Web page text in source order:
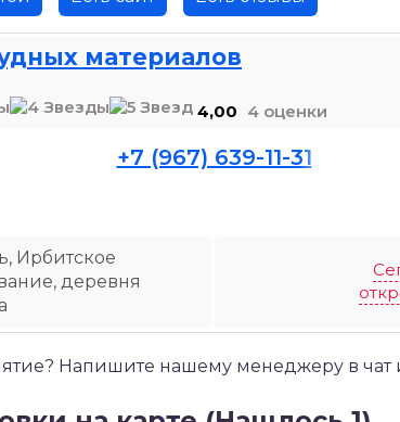
материалов
4,00 4 оценки
+7 (967) 639-11-31
Ирбитское
деревня
Напишите нашему менеджеру в чат